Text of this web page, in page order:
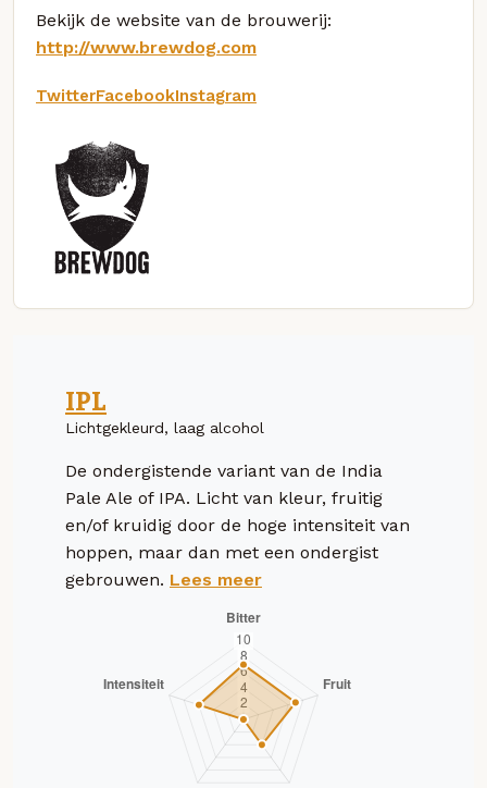
Bekijk de website van de brouwerij:
http://www.brewdog.com
TwitterFacebookInstagram
IPL
Lichtgekleurd, laag alcohol
De ondergistende variant van de India
Pale Ale of IPA. Licht van kleur, fruitig
en/of kruidig door de hoge intensiteit van
hoppen, maar dan met een ondergist
gebrouwen. Lees meer